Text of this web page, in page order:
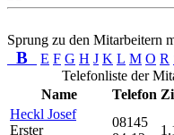
Sprung zu den Mitarbeitern
B E F G H J K L M O R
Telefonliste der
Name
Telefon
Heckl Josef
Erster
08145